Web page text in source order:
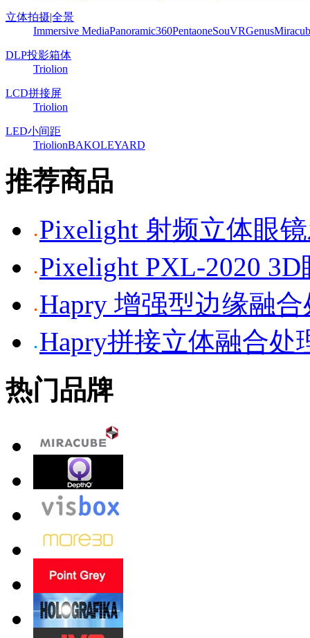
立体拍摄|全景
Immersive MediaPanoramic360PentaoneSouVRGenus
DLP投影箱体
Triolion
LCD拼接屏
Triolion
LED小间距
TriolionBAKOLEYARD
推荐商品
Pixelight 射频立体眼
Pixelight PXL-2020 3D
Hapry 增强型边缘融
Hapry拼接立体融合处
热门品牌